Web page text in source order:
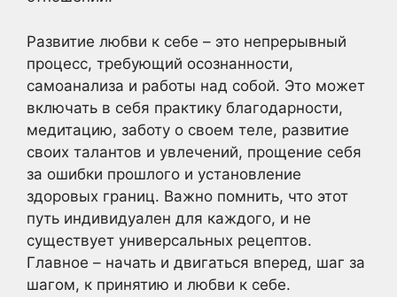
Развитие любви к себе – это непрерывный
процесс, требующий осознанности,
самоанализа и работы над собой. Это может
включать в себя практику благодарности,
медитацию, заботу о своем теле, развитие
своих талантов и увлечений, прощение себя
за ошибки прошлого и установление
здоровых границ. Важно помнить, что этот
путь индивидуален для каждого, и не
существует универсальных рецептов.
Главное – начать и двигаться вперед, шаг за
шагом, к принятию и любви к себе.